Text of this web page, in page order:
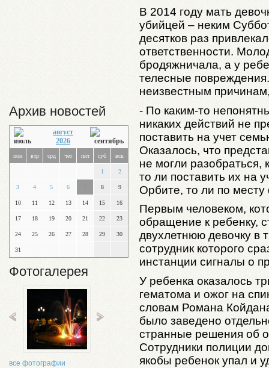
Архив новостей
август
2026
пон втр срд чет пят суб вск
1 2
3 4 5 6 7 8 9
10 11 12 13 14 15 16
17 18 19 20 21 22 23
24 25 26 27 28 29 30
31
Фотогалерея
все фотографии
В 2014 году мать
убийцей – неким
десятков раз
ответственности.
бродяжничала, а у
телесные
неизвестным
- По каким-то
никаких действий не
поставить на учет
Оказалось, что
не могли разобраться,
то ли поставить их на
Орбите, то ли по
Первым человеком,
обращение к ребенку,
двухлетнюю девочку в
сотрудник которого
инстанции сигналы о
У ребенка оказалось
гематома и ожог на
словам Романа
было заведено
странные решения об
Сотрудники полиции
якобы ребенок упал и